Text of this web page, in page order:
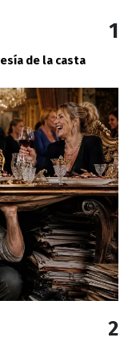
1
de la casta
2